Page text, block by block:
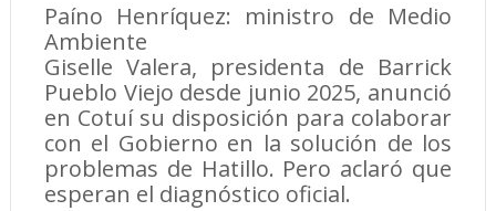
Paíno Henríquez: ministro de Medio
Ambiente
Giselle Valera, presidenta de Barrick
Pueblo Viejo desde junio 2025, anunció
en Cotuí su disposición para colaborar
con el Gobierno en la solución de los
problemas de Hatillo. Pero aclaró que
esperan el diagnóstico oficial.